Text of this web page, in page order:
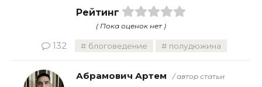
Рейтинг
( Пока оценок нет )
132 блоговедение полудюжина
Абрамович Артем / автор статьи